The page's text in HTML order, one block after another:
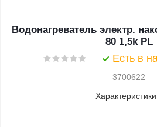
Водонагреватель электр. накоп.
80 1,5k PL
Есть в
3700622
Характеристики